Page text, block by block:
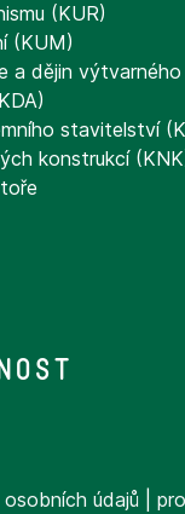
(KUR)
(KUM)
a dějin výtvarného
stavitelství
konstrukcí
údajů